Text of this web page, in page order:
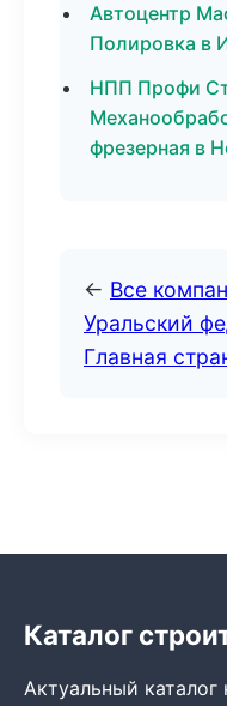
Автоцентр
Полировка в
НПП Профи
фрезерная в
← Все
Уральский
Главная
Каталог
Актуальный